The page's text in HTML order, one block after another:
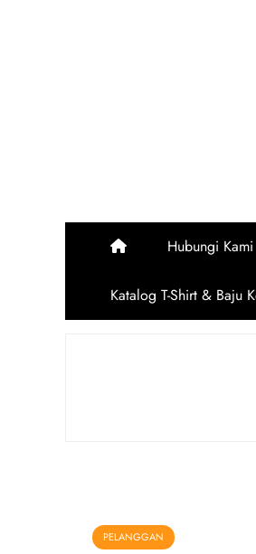
Hubungi Kami
Katalog T-Shirt & Baju
PELANGGAN